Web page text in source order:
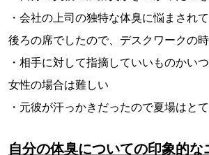
・会社の上司の独特な体臭に悩まされ
後ろの席でしたので、デスクワークの
・相手に対して指摘していいものかい
女性の場合は難しい
・元彼が汗っかきだったので夏場はと
自分の体臭についての印象的な